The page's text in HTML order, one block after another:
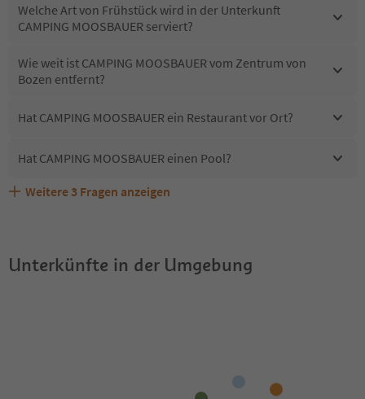
Welche Art von Frühstück wird in der Unterkunft
CAMPING MOOSBAUER serviert?
Wie weit ist CAMPING MOOSBAUER vom Zentrum von
Bozen entfernt?
Hat CAMPING MOOSBAUER ein Restaurant vor Ort?
Hat CAMPING MOOSBAUER einen Pool?
Sind Haustiere in der Unterkunft CAMPING MOOSBAUER
Welche Services bietet CAMPING MOOSBAUER?
Erhalten die Gäste von CAMPING MOOSBAUER einen
Weitere 3 Fragen anzeigen
Unterkünfte in der Umgebung